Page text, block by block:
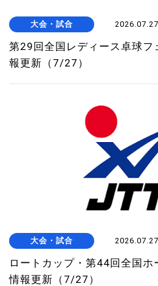
大会・試合 2026.07.27
第29回全国レディース卓球
報更新（7/27）
大会・試合 2026.07.27
ロートカップ・第44回全国
情報更新（7/27）